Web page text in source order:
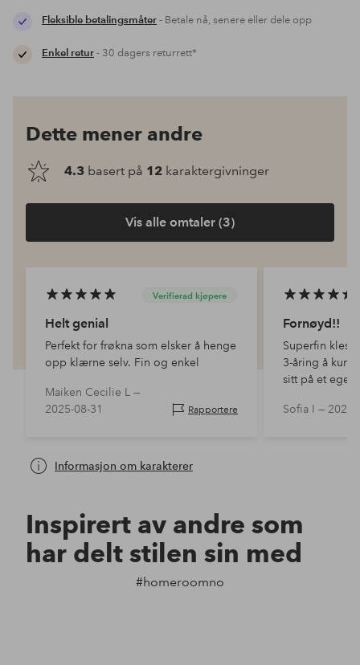
Fleksible betalingsmåter- Betale nå, senere eller dele opp
Enkel retur- 30 dagers returrett*
Dette mener andre
4.3 basert på 12 karaktergivninger
Vis alle omtaler (3)
Verifierad kjøpere
Helt genial
Perfekt for frøkna som elsker å henge
opp klærne selv. Fin og enkel
Maiken Cecilie L —
2025-08-31
Rapportere
Fornøyd!!
Superfin
3-åring å
sitt på et eget
Sofia I — 2024-
Informasjon om karakterer
Inspirert av andre som
har delt stilen sin med
#homeroomno